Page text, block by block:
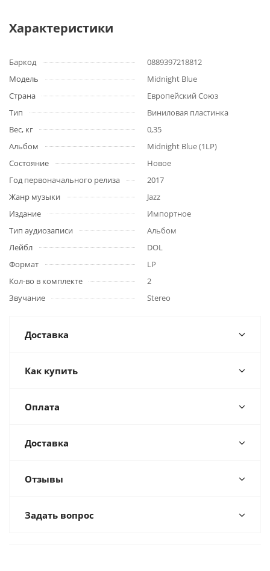
Характеристики
Баркод
0889397218812
Модель
Midnight Blue
Страна
Европейский Союз
Тип
Виниловая пластинка
Вес, кг
0,35
Альбом
Midnight Blue (1LP)
Состояние
Новое
Год первоначального релиза
2017
Жанр музыки
Jazz
Издание
Импортное
Тип аудиозаписи
Альбом
Лейбл
DOL
Формат
LP
Кол-во в комплекте
2
Звучание
Stereo
Доставка
Как купить
Оплата
Доставка
Отзывы
Задать вопрос